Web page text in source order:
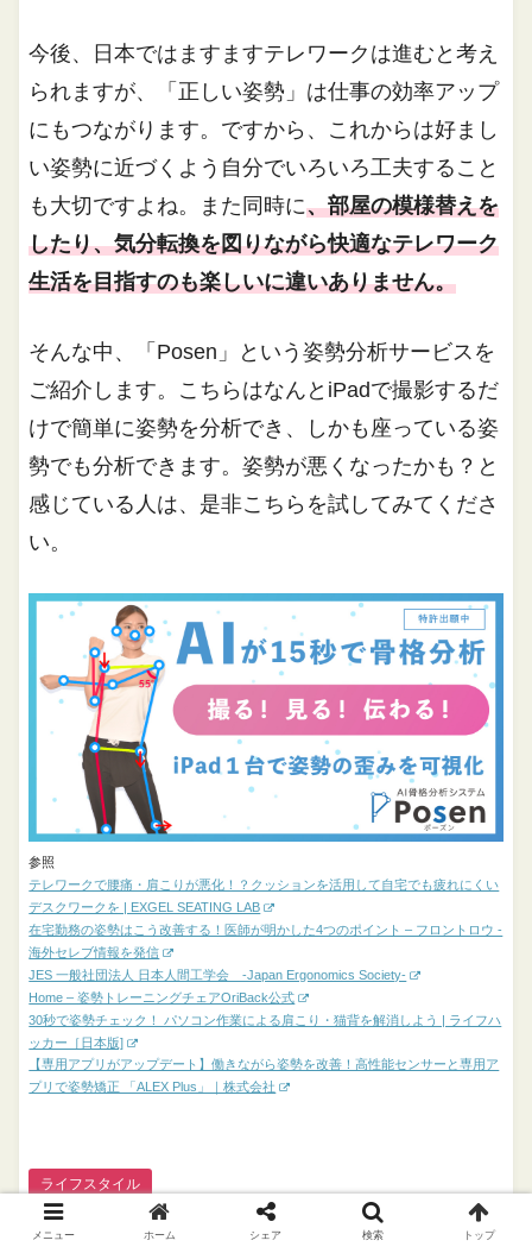
今後、日本ではますますテレワークは進むと考え
られますが、「正しい姿勢」は仕事の効率アップ
にもつながります。ですから、これからは好まし
い姿勢に近づくよう自分でいろいろ工夫すること
も大切ですよね。また同時に、部屋の模様替えを
したり、気分転換を図りながら快適なテレワーク
生活を目指すのも楽しいに違いありません。
そんな中、「Posen」という姿勢分析サービスを
ご紹介します。こちらはなんとiPadで撮影するだ
けで簡単に姿勢を分析でき、しかも座っている姿
勢でも分析できます。姿勢が悪くなったかも？と
感じている人は、是非こちらを試してみてくださ
い。
参照
テレワークで腰痛・肩こりが悪化！？クッションを活用して自宅でも疲れにくい
デスクワークを | EXGEL SEATING LAB
在宅勤務の姿勢はこう改善する！医師が明かした4つのポイント – フロントロウ -
海外セレブ情報を発信
JES 一般社団法人 日本人間工学会 -Japan Ergonomics Society-
Home – 姿勢トレーニングチェアOriBack公式
30秒で姿勢チェック！ パソコン作業による肩こり・猫背を解消しよう | ライフハ
ッカー［日本版]
【専用アプリがアップデート】働きながら姿勢を改善！高性能センサーと専用ア
プリで姿勢矯正 「ALEX Plus」｜株式会社
ライフスタイル
姿勢バランス 肩こり
メニュー ホーム シェア 検索 トップ